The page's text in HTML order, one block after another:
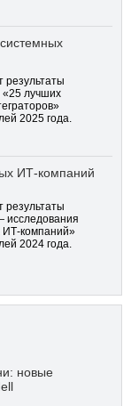
результаты
«25 лучших
2025 года.
ИТ-компаний
результаты
исследования
ИТ-компаний»
2024 года.
новые